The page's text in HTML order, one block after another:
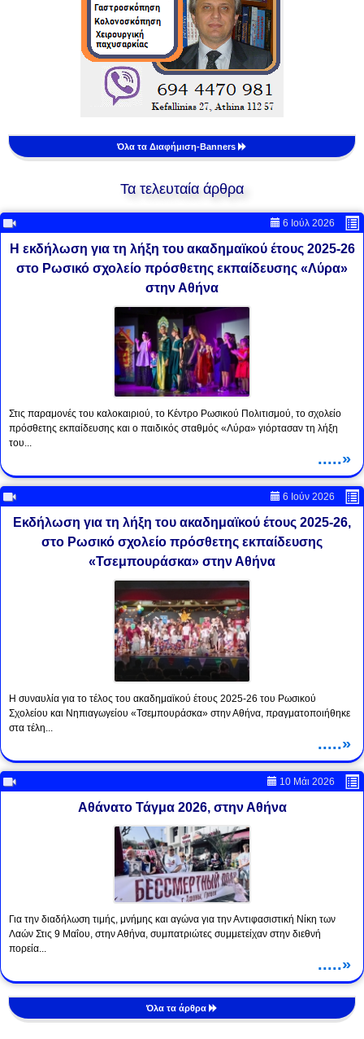
Όλα τα Διαφήμιση-Banners
Τα τελευταία άρθρα
6 Ιούλ 2026
Η εκδήλωση για τη λήξη του ακαδημαϊκού έτους 2025-26
στο Ρωσικό σχολείο πρόσθετης εκπαίδευσης «Λύρα»
στην Αθήνα
Στις παραμονές του καλοκαιριού, το Κέντρο Ρωσικού Πολιτισμού, το σχολείο
πρόσθετης εκπαίδευσης και ο παιδικός σταθμός «Λύρα» γιόρτασαν τη λήξη
του...
.....»
6 Ιούν 2026
Εκδήλωση για τη λήξη του ακαδημαϊκού έτους 2025-26,
στο Ρωσικό σχολείο πρόσθετης εκπαίδευσης
«Τσεμπουράσκα» στην Αθήνα
Η συναυλία για το τέλος του ακαδημαϊκού έτους 2025-26 του Ρωσικού
Σχολείου και Νηπιαγωγείου «Τσεμπουράσκα» στην Αθήνα, πραγματοποιήθηκε
στα τέλη...
.....»
10 Μάι 2026
Αθάνατο Τάγμα 2026, στην Αθήνα
Για την διαδήλωση τιμής, μνήμης και αγώνα για την Αντιφασιστική Νίκη των
Λαών Στις 9 Μαΐου, στην Αθήνα, συμπατριώτες συμμετείχαν στην διεθνή
πορεία...
.....»
Όλα τα άρθρα